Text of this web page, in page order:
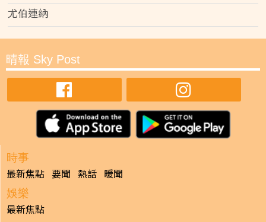
尤伯連納
晴報 Sky Post
時事
最新焦點 要聞 熱話 暖聞
娛樂
最新焦點